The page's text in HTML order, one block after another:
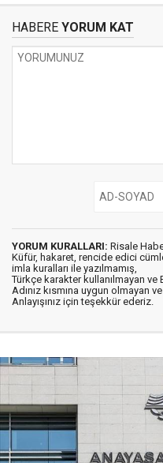
HABERE YORUM KAT
YORUM KURALLARI: Risale
Küfür, hakaret, rencide edici
imla kuralları ile yazılmamış,
Türkçe karakter kullanılmayan ve
Adınız kısmına uygun olmayan
Anlayışınız için teşekkür ederiz.